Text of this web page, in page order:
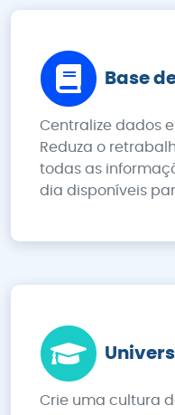
Base
Centralize dados
Reduza o
todas as
dia disponíveis
Crie uma cultura